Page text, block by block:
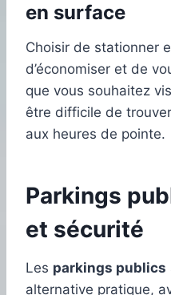
en surface
Choisir de stationner
d’économiser et de
que vous souhaitez
être difficile de
aux heures de pointe.
Parkings
et sécurité
Les parkings publics
alternative pratique,